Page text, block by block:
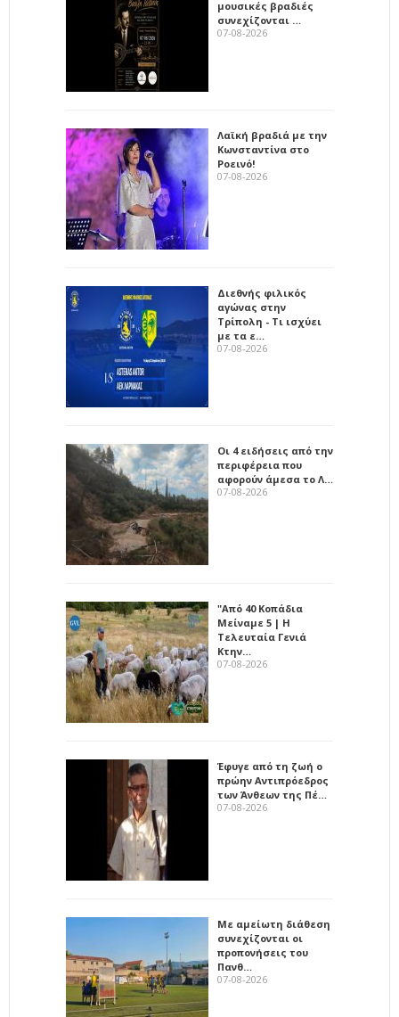
μουσικές βραδιές
συνεχίζονται …
07-08-2026
Λαϊκή βραδιά με την
Κωνσταντίνα στο
Ροεινό!
07-08-2026
Διεθνής φιλικός
αγώνας στην
Τρίπολη - Τι ισχύει
με τα ε…
07-08-2026
Οι 4 ειδήσεις από την
περιφέρεια που
αφορούν άμεσα το Λ…
07-08-2026
"Από 40 Κοπάδια
Μείναμε 5 | Η
Τελευταία Γενιά
Κτην…
07-08-2026
Έφυγε από τη ζωή ο
πρώην Αντιπρόεδρος
των Άνθεων της Πέ…
07-08-2026
Με αμείωτη διάθεση
συνεχίζονται οι
προπονήσεις του
Πανθ…
07-08-2026